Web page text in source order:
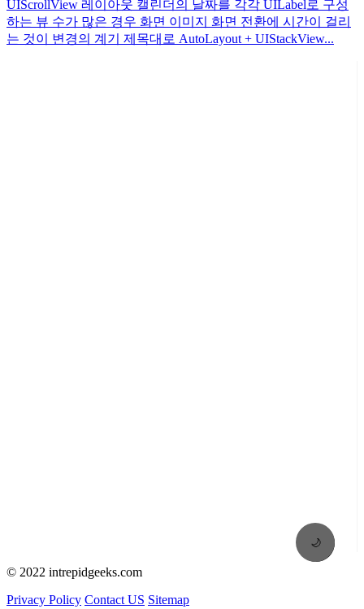
🌙
UIScrollView 레이아웃 캘린더의 날짜를 각각 UILabel로 구성
하는 뷰 수가 많은 경우 화면 이미지 화면 전환에 시간이 걸리
는 것이 변경의 계기 제목대로 AutoLayout + UIStackView...
© 2022 intrepidgeeks.com
Privacy Policy Contact US Sitemap